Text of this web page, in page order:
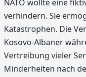
NATO wollte eine
verhindern. Sie
Katastrophen. Die
Kosovo-Albaner
Vertreibung vieler
Minderheiten nach